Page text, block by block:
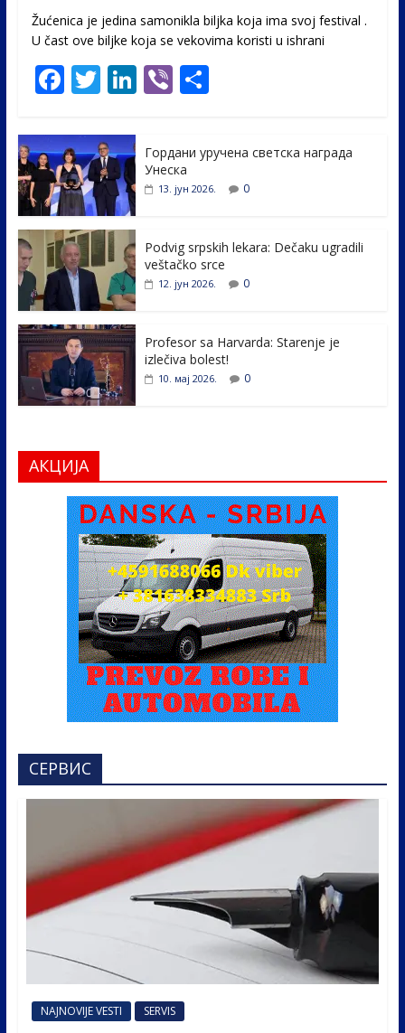
Žućenica je jedina samonikla biljka koja ima svoj festival .
U čast ovе biljke koja se vekovima koristi u ishrani
F
e
b
o
o
k
T
itt
er
Li
e
dI
Vi S
e
Гордани уручена светска награда
Унеска
13. јун 2026. 0
Podvig srpskih lekara: Dečaku ugradili
veštačko srce
12. јун 2026. 0
Profesor sa Harvarda: Starenje je
izlečiva bolest!
10. мај 2026. 0
АКЦИЈА
СЕРВИС
NAJNOVIJE VESTI SERVIS